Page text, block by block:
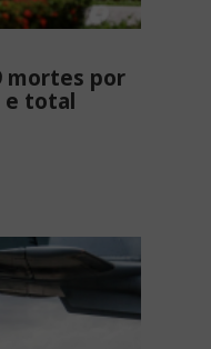
mortes por
e total